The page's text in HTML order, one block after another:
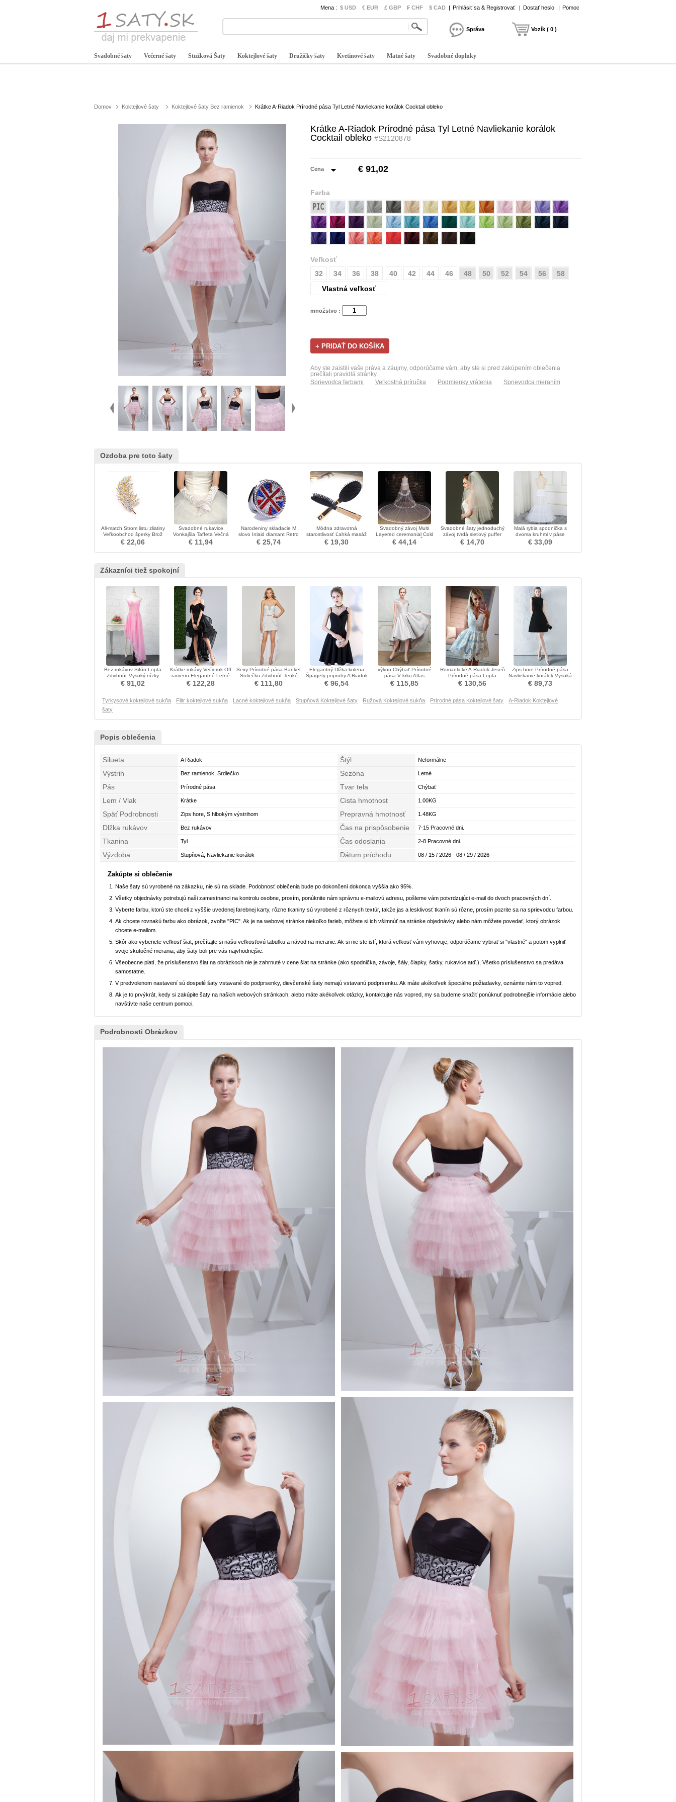
Mena : $ USD € EUR £ GBP ₣ CHF $ CAD | Prihlásiť sa & Registrovať | Dostať heslo | Pomoc
Správa Vozík ( 0 )
Svadobné šaty Večerné šaty Stužková Šaty Koktejlové šaty Družičky šaty Kvetinové šaty Matné šaty Svadobné doplnky
Domov Koktejlové šaty Koktejlové šaty Bez ramienok Krátke A-Riadok Prírodné pása Tyl Letné Navliekanie korálok Cocktail obleko
Krátke A-Riadok Prírodné pása Tyl Letné Navliekanie korálok
Cocktail obleko #S2120878
Cena € 91,02
Farba
Veľkosť
32
34 36 38 40 42 44 46 48 50 52 54 56
58
Vlastná veľkosť
množstvo :
Aby ste zaistili vaše práva a záujmy, odporúčame vám, aby ste si pred zakúpením oblečenia
prečítali pravidlá stránky.
Sprievodca farbami
Veľkostná príručka Podmienky vrátenia Sprievodca meraním
Ozdoba pre toto šaty
All-match Strom listu zliatiny
Veľkoobchod šperky Brož
€ 22,06
Svadobné rukavice
Vonkajšia Taffeta Večná
kravata
€ 11,94
Narodeniny skladacie M
slovo Inlaid diamant Retro
Veľkoobchod zdobenie
€ 25,74
Módna zdravotná
starostlivosť Ľahká masáž
anti-statická Drevená
rukoväť Ozdoba
€ 19,30
Svadobný závoj Multi
Layered ceremonial Cold
Lace Long Tissue Čipka
€ 44,14
Svadobné šaty jednoduchý
závoj tvrdá sieťový puffer
závoj krátky svadobný závoj
€ 14,70
Malá rybia spodnička s
dvoma kruhmi v páse
lycrová spodnička
svadobné šaty spodnička
€ 33,09
Zákazníci tiež spokojní
Bez rukávov Šifón Lopta
Zdvihnúť Vysoký nízky
Koktejlové šaty
€ 91,02
Krátke rukávy Večierok Off
rameno Elegantné Letné
Koktejlové šaty
€ 122,28
Sexy Prírodné pása Banket
Srdiečko Zdvihnúť Tenké
Koktejlové šaty
€ 111,80
Elegantný Dĺžka kolena
Špagety popruhy A Riadok
Koktejlové šaty
€ 96,54
výkon Chýbať Prírodné
pása V krku Atlas
Asymetrické Koktejlové šaty
€ 115,85
Romantické A-Riadok Jeseň
Prírodné pása Lopta
Koktejlové šaty
€ 130,56
Zips hore Prírodné pása
Navliekanie korálok Vysoká
krk Koktejlové šaty
€ 89,73
Tyrkysové koktejlové sukňa Flitr koktejlové sukňa Lacné koktejlové sukňa Stupňová Koktejlové šaty Ružová Koktejlové sukňa Prírodné pása Koktejlové šaty
A-Riadok Koktejlové
šaty
Popis oblečenia
Silueta A Riadok Štýl Neformálne
Výstrih Bez ramienok, Srdiečko Sezóna Letné
Pás Prírodné pása Tvar tela Chýbať
Lem / Vlak Krátke Cista hmotnost 1.00KG
Späť Podrobnosti Zips hore, S hlbokým výstrihom Prepravná hmotnosť 1.48KG
Dlžka rukávov Bez rukávov Čas na prispôsobenie 7-15 Pracovné dni.
Tkanina Tyl Čas odoslania 2-8 Pracovné dni.
Výzdoba Stupňová, Navliekanie korálok Dátum príchodu 08 / 15 / 2026 - 08 / 29 / 2026
Zakúpte si oblečenie
Naše šaty sú vyrobené na zákazku, nie sú na sklade. Podobnosť oblečenia bude po dokončení dokonca vyššia ako 95%.
Všetky objednávky potrebujú naši zamestnanci na kontrolu osobne, prosím, ponúknite nám správnu e-mailovú adresu, pošleme vám potvrdzujúci e-mail do dvoch pracovných dní.
Vyberte farbu, ktorú ste chceli z vyššie uvedenej farebnej karty, rôzne tkaniny sú vyrobené z rôznych textúr, takže jas a lesklivosť tkanín sú rôzne, prosím pozrite sa na sprievodcu farbou.
Ak chcete rovnakú farbu ako obrázok, zvoľte "PIC". Ak je na webovej stránke niekoľko farieb, môžete si ich všimnúť na stránke objednávky alebo nám môžete povedať, ktorý obrázok
chcete e-mailom.
Skôr ako vyberiete veľkosť šiat, prečítajte si našu veľkosťovú tabuľku a návod na meranie. Ak si nie ste istí, ktorá veľkosť vám vyhovuje, odporúčame vybrať si "vlastné" a potom vyplniť
svoje skutočné merania, aby šaty boli pre vás najvhodnejšie.
Všeobecne platí, že príslušenstvo šiat na obrázkoch nie je zahrnuté v cene šiat na stránke (ako spodnička, závoje, šály, čiapky, šatky, rukavice atď.), Všetko príslušenstvo sa predáva
samostatne.
V predvolenom nastavení sú dospelé šaty vstavané do podprsenky, dievčenské šaty nemajú vstavanú podprsenku. Ak máte akékoľvek špeciálne požiadavky, oznámte nám to vopred.
Ak je to prvýkrát, kedy si zakúpite šaty na našich webových stránkach, alebo máte akékoľvek otázky, kontaktujte nás vopred, my sa budeme snažiť ponúknuť podrobnejšie informácie alebo
navštívte naše centrum pomoci.
Podrobnosti Obrázkov